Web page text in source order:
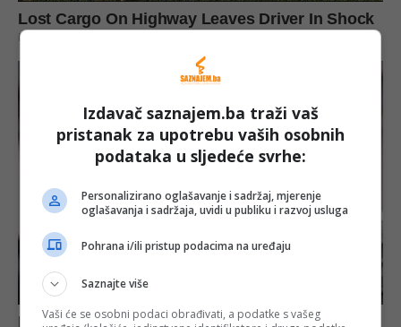
Izdavač saznajem.ba traži vaš
pristanak za upotrebu vaših osobnih
podataka u sljedeće svrhe:
Personalizirano oglašavanje i sadržaj, mjerenje
oglašavanja i sadržaja, uvidi u publiku i razvoj usluga
Pohrana i/ili pristup podacima na uređaju
Saznajte više
Vaši će se osobni podaci obrađivati, a podatke s vašeg